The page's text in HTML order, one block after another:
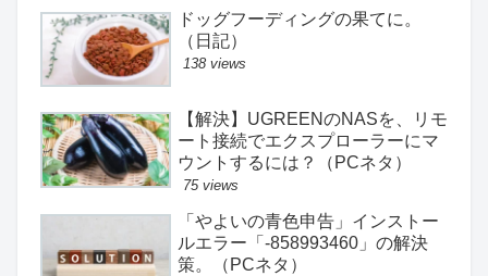
ドッグフーディングの果てに。
（日記）
138 views
【解決】UGREENのNASを、リモ
ート接続でエクスプローラーにマ
ウントするには？（PCネタ）
75 views
「やよいの青色申告」インストー
ルエラー「-858993460」の解決
策。（PCネタ）